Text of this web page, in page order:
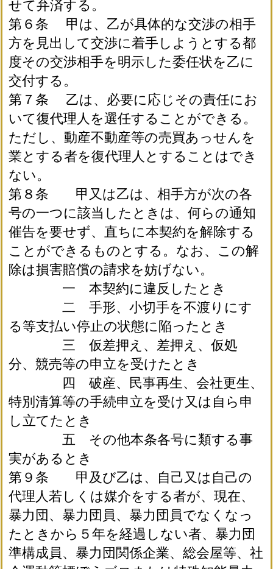
せて弁済する。
第６条 甲は、乙が具体的な交渉の相手
方を見出して交渉に着手しようとする都
度その交渉相手を明示した委任状を乙に
交付する。
第７条 乙は、必要に応じその責任にお
いて復代理人を選任することができる。
ただし、動産不動産等の売買あっせんを
業とする者を復代理人とすることはでき
ない。
第８条 甲又は乙は、相手方が次の各
号の一つに該当したときは、何らの通知
催告を要せず、直ちに本契約を解除する
ことができるものとする。なお、この解
除は損害賠償の請求を妨げない。
一 本契約に違反したとき
二 手形、小切手を不渡りにす
る等支払い停止の状態に陥ったとき
三 仮差押え、差押え、仮処
分、競売等の申立を受けたとき
四 破産、民事再生、会社更生、
特別清算等の手続申立を受け又は自ら申
し立てたとき
五 その他本条各号に類する事
実があるとき
第９条 甲及び乙は、自己又は自己の
代理人若しくは媒介をする者が、現在、
暴力団、暴力団員、暴力団員でなくなっ
たときから５年を経過しない者、暴力団
準構成員、暴力団関係企業、総会屋等、社